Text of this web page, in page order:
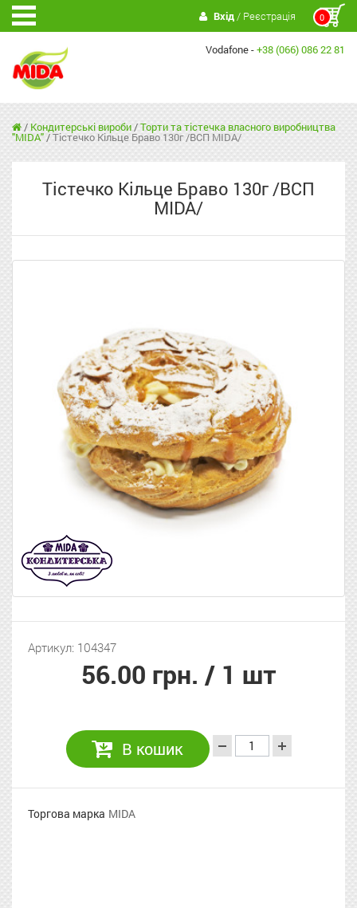
0
Вхід/ Реєстрація
Vodafone -+38 (066) 086 22 81
/ Кондитерські вироби/Торти та тістечка власного виробництва
"MIDA"/Тістечко Кільце Браво 130г /ВСП MIDA/
Тістечко Кільце Браво 130г /ВСП
MIDA/
Артикул: 104347
56.00 грн. / 1 шт
В кошик
Торгова марка MIDA